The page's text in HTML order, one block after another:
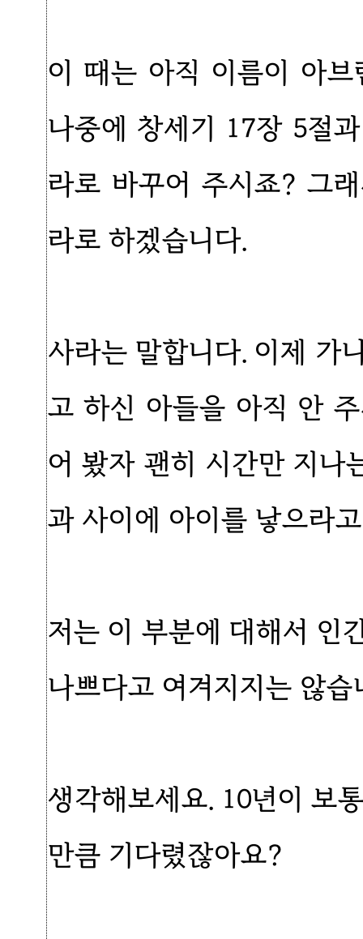
이 때는 아직 이름이 아
나중에 창세기 17장 5절
라로 바꾸어 주시죠? 그
라로 하겠습니다.
사라는 말합니다. 이제 가
고 하신 아들을 아직 안
어 봤자 괜히 시간만 지나
과 사이에 아이를 낳으라
저는 이 부분에 대해서 인
나쁘다고 여겨지지는 않습
생각해보세요. 10년이 보
만큼 기다렸잖아요?